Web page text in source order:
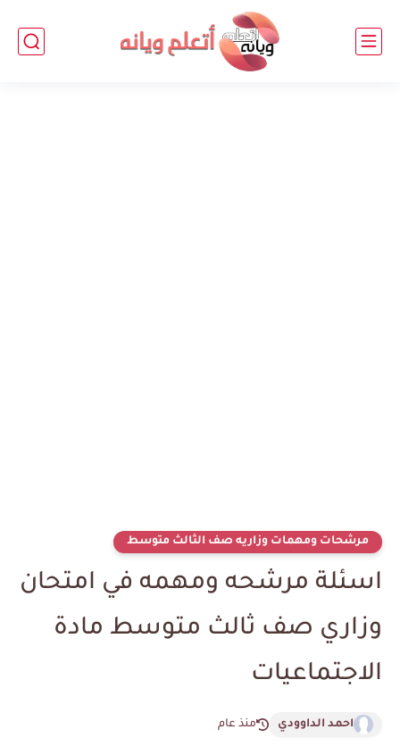
مرشحات ومهمات وزاريه صف الثالث متوسط
اسئلة مرشحه ومهمه في امتحان
وزاري صف ثالث متوسط مادة
الاجتماعيات
احمد الداوودي منذ عام